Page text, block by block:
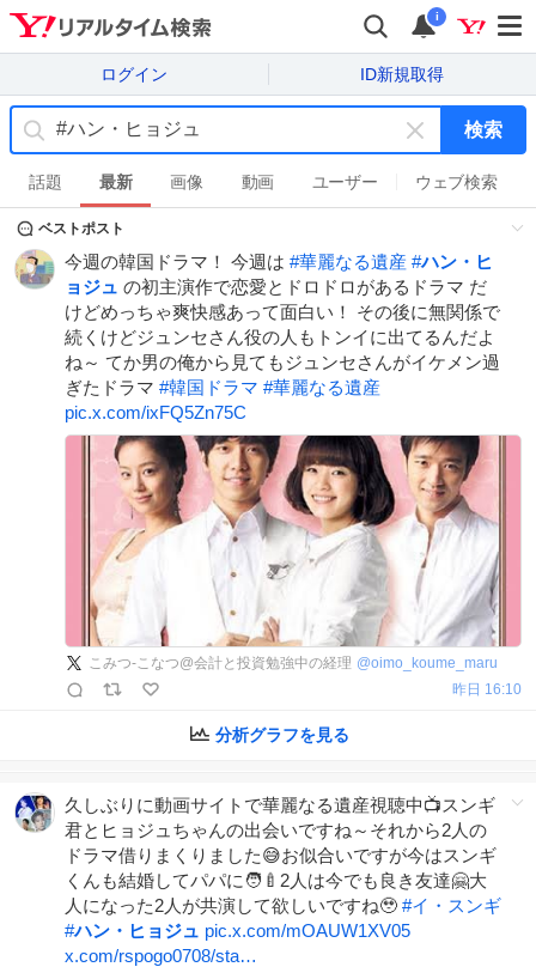
i
ログイン ID新規取得
キ
ー
ワ
ド
を
消
す
検索
話題 最新 画像 動画 ユーザー ウェブ検索
ベストポスト
今週の韓国ドラマ！ 今週は #華麗なる遺産 #ハン・ヒ
ョジュ の初主演作で恋愛とドロドロがあるドラマ だ
けどめっちゃ爽快感あって面白い！ その後に無関係で
続くけどジュンセさん役の人もトンイに出てるんだよ
ね～ てか男の俺から見てもジュンセさんがイケメン過
ぎたドラマ #韓国ドラマ #華麗なる遺産
pic.x.com/ixFQ5Zn75C
こみつ-こなつ@会計と投資勉強中の経理 @oimo_koume_maru
昨日 16:10
分析グラフを見る
久しぶりに動画サイトで華麗なる遺産視聴中📺スンギ
君とヒョジュちゃんの出会いですね～それから2人の
ドラマ借りまくりました😅お似合いですが今はスンギ
くんも結婚してパパに🧑‍🍼2人は今でも良き友達🤗大
人になった2人が共演して欲しいですね🥹 #イ・スンギ
#ハン・ヒョジュ pic.x.com/mOAUW1XV05
x.com/rspogo0708/sta…